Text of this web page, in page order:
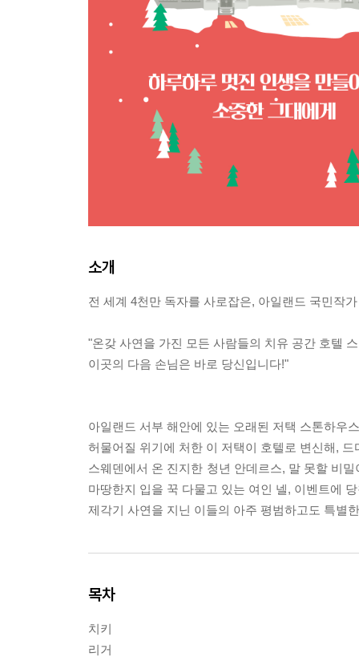
소개
전 세계 4천만 독자를 사로잡은, 아일랜드 국민작
"온갖 사연을 가진 모든 사람들의 치유 공간 호텔
이곳의 다음 손님은 바로 당신입니다!"
아일랜드 서부 해안에 있는 오래된 저택 스톤하우
허물어질 위기에 처한 이 저택이 호텔로 변신해,
스웨덴에서 온 진지한 청년 안데르스, 말 못할 비
마땅한지 입을 꾹 다물고 있는 여인 넬, 이벤트에
제각기 사연을 지닌 이들의 아주 평범하고도 특별
목차
치키
리거